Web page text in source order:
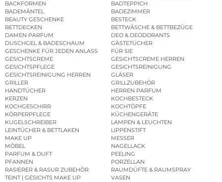
BACKFORMEN
BADTEPPICH
BADEMÄNTEL
BADEZIMMER
BEAUTY GESCHENKE
BESTECK
BETTDECKEN
BETTWÄSCHE & BETTBEZÜGE
DAMEN PARFUM
DEO & DEODORANTS
DUSCHGEL & BADESCHAUM
GÄSTETÜCHER
GESCHENKE FÜR JEDEN ANLASS
FÜR SIE
GESICHTSCREME
GESICHTSCREME HERREN
GESICHTSPFLEGE
GESICHTSREINIGUNG
GESICHTSREINIGUNG HERREN
GLÄSER
GRILLER
GRILLZUBEHÖR
HANDTÜCHER
HERREN PARFUM
KERZEN
KOCHBESTECK
KOCHGESCHIRR
KOCHTÖPFE
KÖRPERPFLEGE
KÜCHENGERÄTE
KUGELSCHREIBER
LAMPEN & LEUCHTEN
LEINTÜCHER & BETTLAKEN
LIPPENSTIFT
MAKE UP
MESSER
MÖBEL
NAGELLACK
PARFUM & DUFT
PEELING
PFANNEN
PORZELLAN
RASIERER & RASUR ZUBEHÖR
RAUMDÜFTE & RAUMSPRAY
TEINT | GESICHTS MAKE UP
VASEN